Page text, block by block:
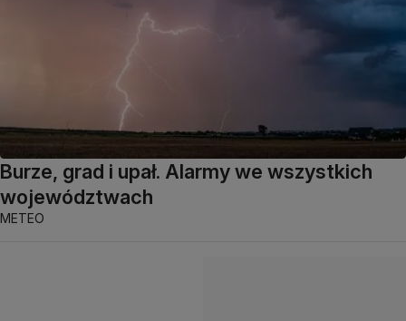
Burze, grad i upał. Alarmy we wszystkich
województwach
METEO